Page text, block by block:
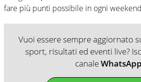
fare più punti possibile in ogni
Vuoi essere sempre aggiornato
sport, risultati ed eventi live?
canaleWhatsApp